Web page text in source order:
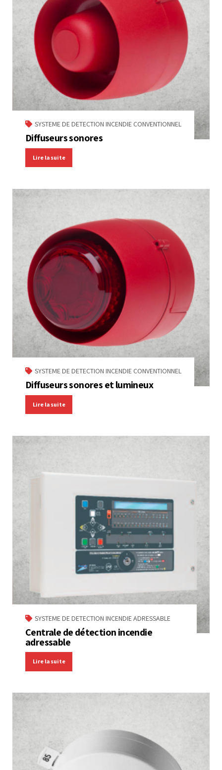
SYSTEME DE DETECTION INCENDIE CONVENTIONNEL
Diffuseurs sonores
Lire la suite
SYSTEME DE DETECTION INCENDIE CONVENTIONNEL
Diffuseurs sonores et lumineux
Lire la suite
SYSTEME DE DETECTION INCENDIE ADRESSABLE
Centrale de détection incendie
adressable
Lire la suite